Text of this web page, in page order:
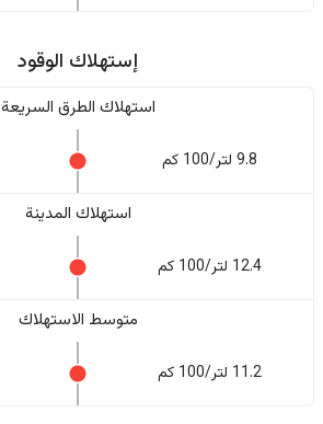
إستهلاك الوقود
استهلاك الطرق السريعة
9.8 لتر/100 كم
استهلاك المدينة
12.4 لتر/100 كم
متوسط الاستهلاك
11.2 لتر/100 كم